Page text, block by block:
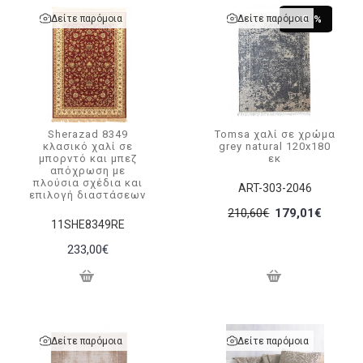
Δείτε παρόμοια
11SHE8349RE
Sherazad 8349
κλασικό χαλί σε
μπορντό και μπεζ
απόχρωση με
πλούσια σχέδια και
επιλογή διαστάσεων
233,00€
-15 %
Δείτε παρόμοια
ART-303-2046
Tomsa χαλί σε χρώμα
grey natural 120x180
εκ
210,60€ 179,01€
Δείτε παρόμοια Δείτε παρόμοια